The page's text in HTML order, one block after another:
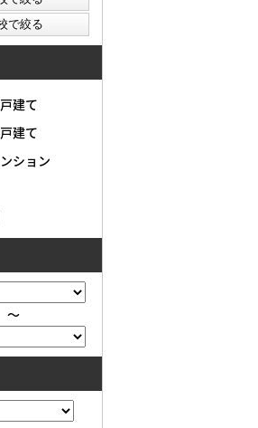
建て
建て
ション
～